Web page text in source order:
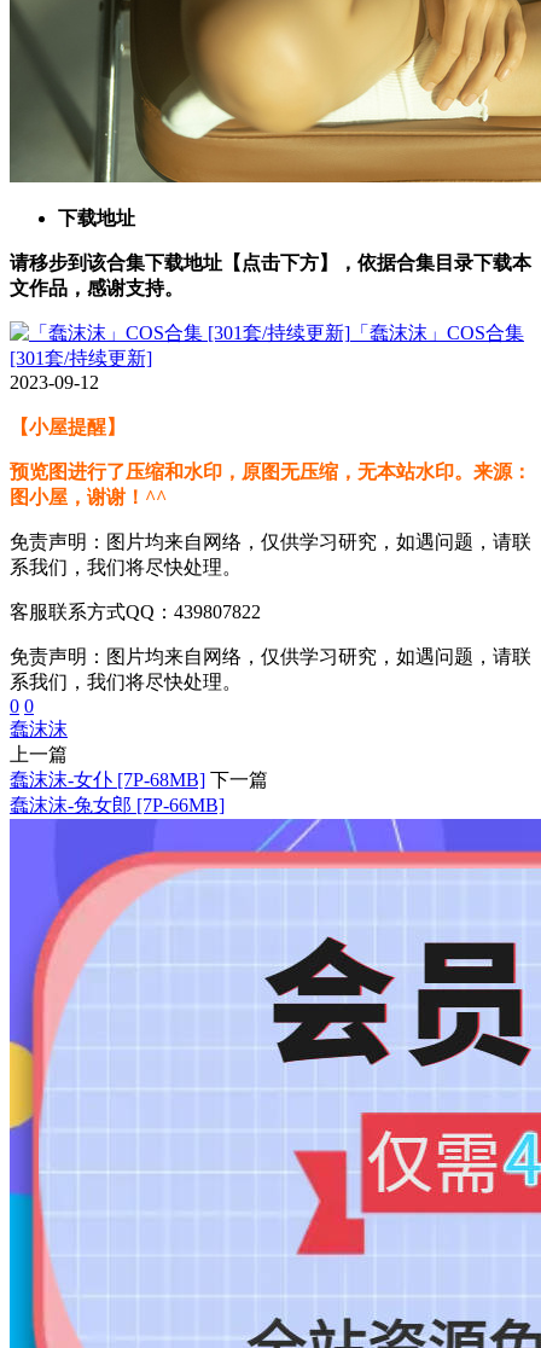
下载地址
请移步到该合集下载地址【点击下方】，依据合集目录下载本
文作品，感谢支持。
「蠢沫沫」COS合集
[301套/持续更新]
2023-09-12
【小屋提醒】
预览图进行了压缩和水印，原图无压缩，无本站水印。来源：
图小屋，谢谢！^^
免责声明：图片均来自网络，仅供学习研究，如遇问题，请联
系我们，我们将尽快处理。
客服联系方式QQ：439807822
免责声明：图片均来自网络，仅供学习研究，如遇问题，请联
系我们，我们将尽快处理。
0 0
蠢沫沫
上一篇
蠢沫沫-女仆 [7P-68MB] 下一篇
蠢沫沫-兔女郎 [7P-66MB]